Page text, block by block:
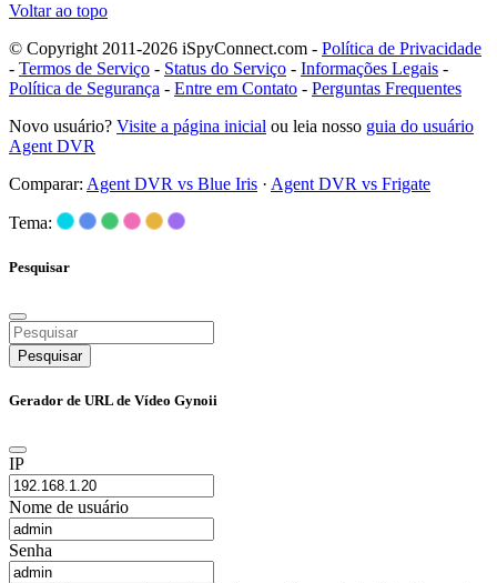
Voltar ao topo
© Copyright 2011-2026 iSpyConnect.com - Política de Privacidade
- Termos de Serviço - Status do Serviço - Informações Legais -
Política de Segurança - Entre em Contato - Perguntas Frequentes
Novo usuário? Visite a página inicial ou leia nosso guia do usuário
Agent DVR
Comparar: Agent DVR vs Blue Iris · Agent DVR vs Frigate
Tema:
Pesquisar
Pesquisar
Gerador de URL de Vídeo Gynoii
IP
Nome de usuário
Senha